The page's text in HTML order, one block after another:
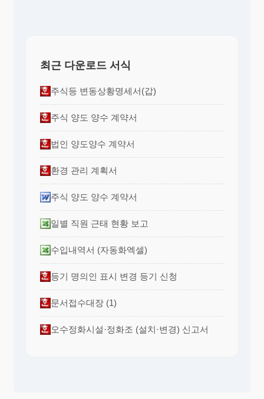
최근 다운로드 서식
주식등 변동상황명세서(갑)
주식 양도 양수 계약서
법인 양도양수 계약서
환경 관리 계획서
주식 양도 양수 계약서
일별 직원 근태 현황 보고
수입내역서 (자동화엑셀)
등기 명의인 표시 변경 등기 신청
문서접수대장 (1)
오수정화시설·정화조 (설치·변경) 신고서